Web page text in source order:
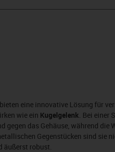
bieten eine innovative Lösung für
wie ein Kugelgelenk . Bei
gegen das Gehäuse, während die
Gegenstücken sind sie
äußerst robust.